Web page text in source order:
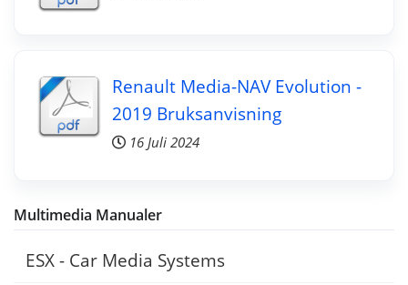
Renault Media-NAV Evolution -
2019 Bruksanvisning
16 Juli 2024
Multimedia Manualer
ESX - Car Media Systems